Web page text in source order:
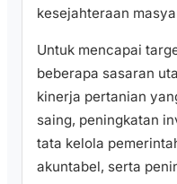
kesejahteraan
Untuk mencapai
beberapa sasaran
kinerja pertanian
saing, peningkatan
tata kelola
akuntabel, serta